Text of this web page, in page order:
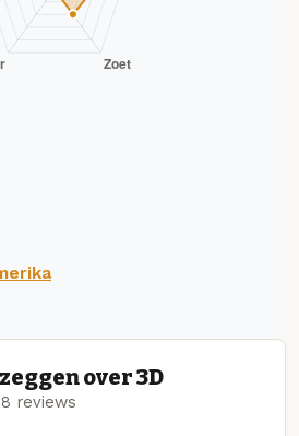
over 3D
reviews